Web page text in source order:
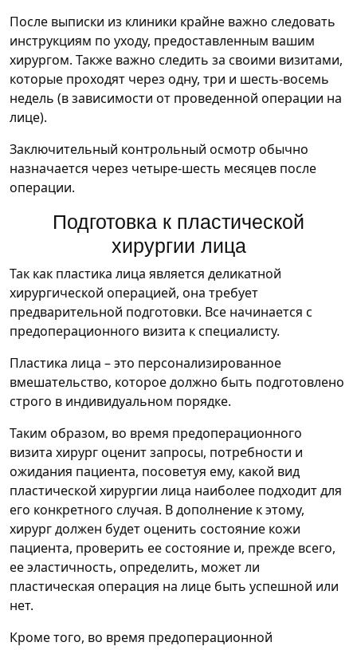
После выписки из клиники крайне важно следовать
инструкциям по уходу, предоставленным вашим
хирургом. Также важно следить за своими визитами,
которые проходят через одну, три и шесть-восемь
недель (в зависимости от проведенной операции на
лице).
Заключительный контрольный осмотр обычно
назначается через четыре-шесть месяцев после
операции.
Подготовка к пластической
хирургии лица
Так как пластика лица является деликатной
хирургической операцией, она требует
предварительной подготовки. Все начинается с
предоперационного визита к специалисту.
Пластика лица – это персонализированное
вмешательство, которое должно быть подготовлено
строго в индивидуальном порядке.
Таким образом, во время предоперационного
визита хирург оценит запросы, потребности и
ожидания пациента, посоветуя ему, какой вид
пластической хирургии лица наиболее подходит для
его конкретного случая. В дополнение к этому,
хирург должен будет оценить состояние кожи
пациента, проверить ее состояние и, прежде всего,
ее эластичность, определить, может ли
пластическая операция на лице быть успешной или
нет.
Кроме того, во время предоперационной